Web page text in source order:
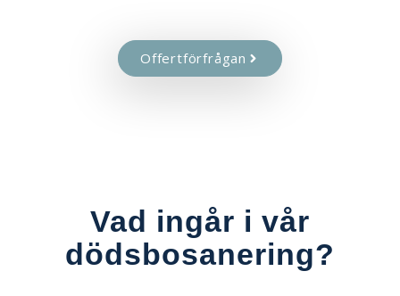
Offertförfrågan
Vad ingår i vår
dödsbosanering?